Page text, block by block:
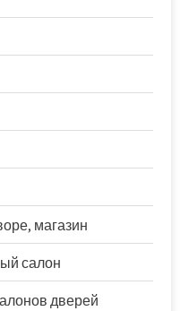
магазин
салон
дверей